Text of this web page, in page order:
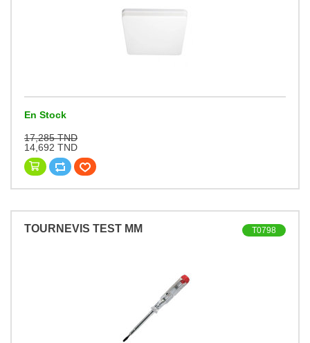
En Stock
17,285 TND
14,692 TND
TOURNEVIS TEST MM T0798